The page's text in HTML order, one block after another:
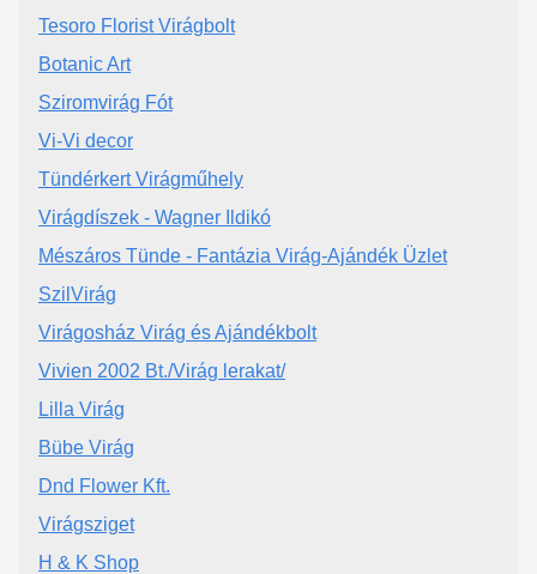
Tesoro Florist Virágbolt
Botanic Art
Sziromvirág Fót
Vi-Vi decor
Tündérkert Virágműhely
Virágdíszek - Wagner Ildikó
Mészáros Tünde - Fantázia Virág-Ajándék Üzlet
SzilVirág
Virágosház Virág és Ajándékbolt
Vivien 2002 Bt./Virág lerakat/
Lilla Virág
Bübe Virág
Dnd Flower Kft.
Virágsziget
H & K Shop